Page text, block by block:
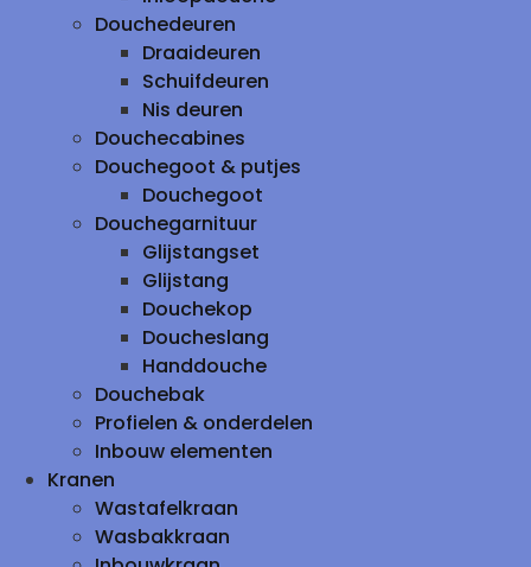
Douchedeuren
Draaideuren
Schuifdeuren
Nis deuren
Douchecabines
Douchegoot & putjes
Douchegoot
Douchegarnituur
Glijstangset
Glijstang
Douchekop
Doucheslang
Handdouche
Douchebak
Profielen & onderdelen
Inbouw elementen
Kranen
Wastafelkraan
Wasbakkraan